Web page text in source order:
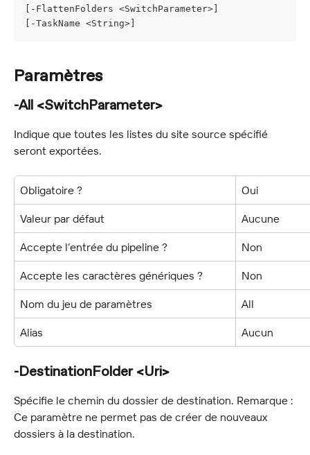
[-FlattenFolders <SwitchParameter>]
[-TaskName <String>]
Paramètres
-All <SwitchParameter>
Indique que toutes les listes du site source spécifié
seront exportées.
Obligatoire ? Oui
Valeur par défaut Aucune
Accepte l’entrée du pipeline ? Non
Accepte les caractères génériques ? Non
Nom du jeu de paramètres All
Alias Aucun
-DestinationFolder <Uri>
Spécifie le chemin du dossier de destination. Remarque :
Ce paramètre ne permet pas de créer de nouveaux
dossiers à la destination.